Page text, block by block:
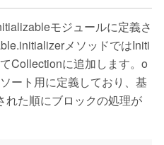
モジュールに定義さ
メソッドではIniti
Collectionに追加します。o
ート用に定義しており、基
た順にブロックの処理が